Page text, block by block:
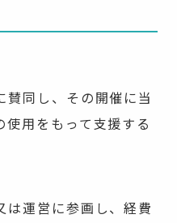
同し、その開催に当
用をもって支援する
は運営に参画し、経費